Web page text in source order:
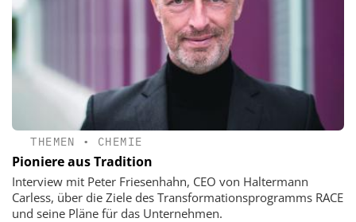
THEMEN • CHEMIE
Pioniere aus Tradition
Interview mit Peter Friesenhahn, CEO von Haltermann
Carless, über die Ziele des Transformationsprogramms RACE
und seine Pläne für das Unternehmen.